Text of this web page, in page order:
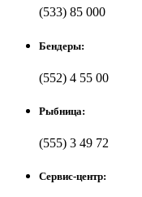
(533) 85 000
Бендеры:
(552) 4 55 00
Рыбница:
(555) 3 49 72
Сервис-центр: